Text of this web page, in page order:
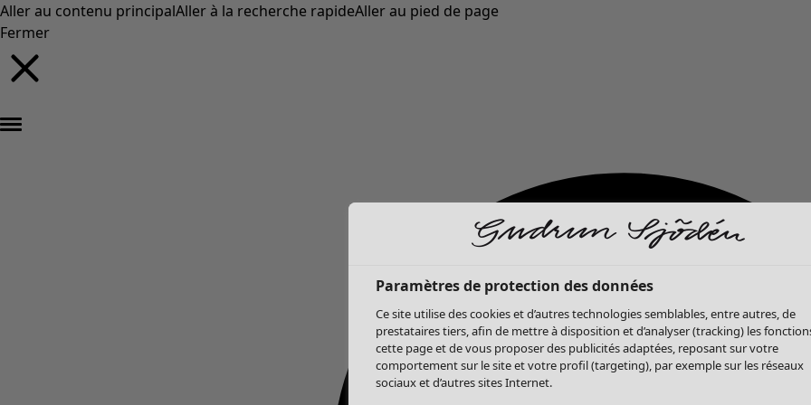
Aller au contenu principalAller à la recherche rapideAller au pied de page
Fermer
Paramètres de protection des données
Ce site utilise des cookies et d’autres technologies semblables, entre autres, de
prestataires tiers, afin de mettre à disposition et d’analyser (tracking) les
cette page et de vous proposer des publicités adaptées, reposant sur votre
comportement sur le site et votre profil (targeting), par exemple sur les réseaux
sociaux et d’autres sites Internet.